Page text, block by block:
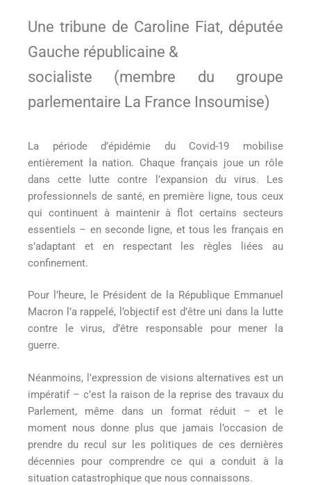
Une tribune de Caroline Fiat, députée
Gauche républicaine &
socialiste (membre du groupe
parlementaire La France Insoumise)
La période d’épidémie du Covid-19 mobilise
entièrement la nation. Chaque français joue un rôle
dans cette lutte contre l’expansion du virus. Les
professionnels de santé, en première ligne, tous ceux
qui continuent à maintenir à flot certains secteurs
essentiels – en seconde ligne, et tous les français en
s’adaptant et en respectant les règles liées au
confinement.
Pour l’heure, le Président de la République Emmanuel
Macron l’a rappelé, l’objectif est d’être uni dans la lutte
contre le virus, d’être responsable pour mener la
guerre.
Néanmoins, l’expression de visions alternatives est un
impératif – c’est la raison de la reprise des travaux du
Parlement, même dans un format réduit – et le
moment nous donne plus que jamais l’occasion de
prendre du recul sur les politiques de ces dernières
décennies pour comprendre ce qui a conduit à la
situation catastrophique que nous connaissons.